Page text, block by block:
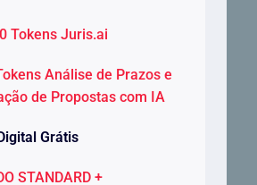
Tokens Juris.ai
Análise de Prazos e
de Propostas com IA
Grátis
STANDARD +